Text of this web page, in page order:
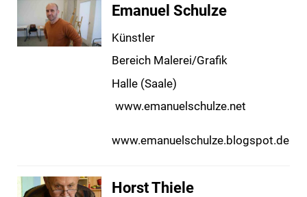
Emanuel Schulze
Künstler
Bereich Malerei/Grafik
Halle (Saale)
www.emanuelschulze.net
www.emanuelschulze.blogspot.de
Horst Thiele